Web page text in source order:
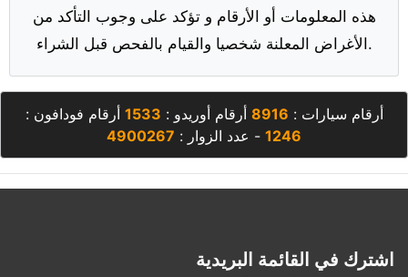
هذه المعلومات أو الأرقام و تؤكد على وجوب التأكد من
الأغراض المعلنة شخصيا والقيام بالفحص قبل الشراء.
أرقام سيارات : 8916 أرقام أوريدو : 1533 أرقام فودافون :
1246 - عدد الزوار : 4900267
اشترك في القائمة البريدية